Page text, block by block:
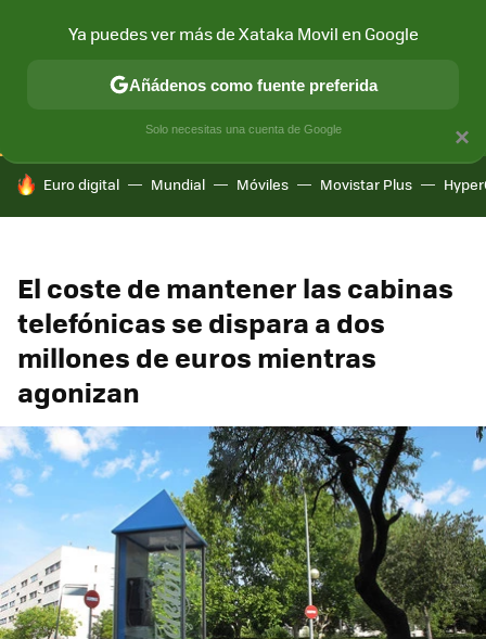
CONECTIVIDAD MÓVIL Y SOCIEDAD APLICACIONES
HOY SE HABLA DE
Euro digital Mundial Móviles Movistar Plus
El coste de mantener las cabinas
telefónicas se dispara a dos
millones de euros mientras
agonizan
×
Ya puedes ver más de Xataka Movil en Google
Añádenos como fuente preferida
Solo necesitas una cuenta de Google